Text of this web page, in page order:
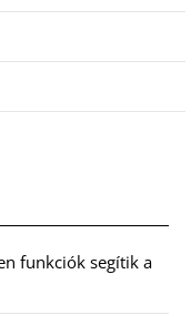
funkciók segítik a